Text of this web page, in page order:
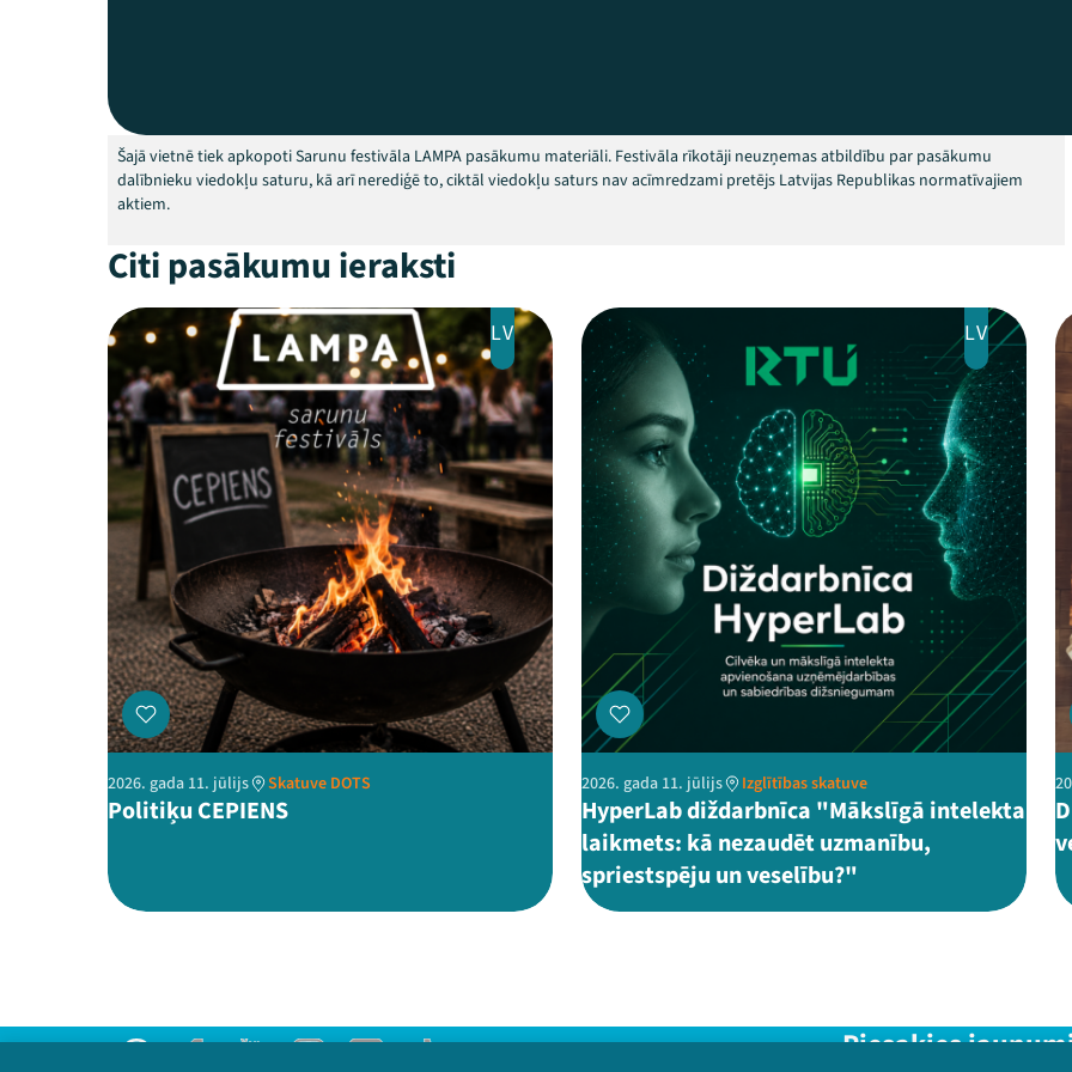
Šajā vietnē tiek apkopoti Sarunu festivāla LAMPA pasākumu materiāli. Festivāla rīkotāji neuzņemas atbildību par pasākumu
dalībnieku viedokļu saturu, kā arī nerediģē to, ciktāl viedokļu saturs nav acīmredzami pretējs Latvijas Republikas normatīvajiem
aktiem.
Citi pasākumu ieraksti
LV
2026. gada 11. jūlijs Skatuve DOTS
Politiķu CEPIENS
LV
2026. gada 11. jūlijs Izglītības skatuve
HyperLab diždarbnīca "Mākslīgā intelekta
laikmets: kā nezaudēt uzmanību,
spriestspēju un veselību?"
Piesakies